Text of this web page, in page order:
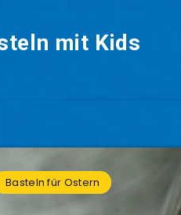
mit Kids
Basteln für Ostern